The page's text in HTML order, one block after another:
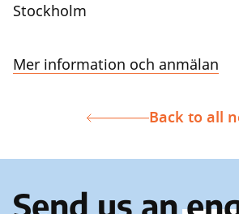
Stockholm
Mer information och anmälan
Back to all
Send us an